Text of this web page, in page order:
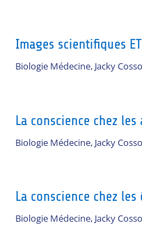
Images scientifiques
Biologie Médecine, Jacky
La conscience chez
Biologie Médecine, Jacky
La conscience chez
Biologie Médecine, Jacky